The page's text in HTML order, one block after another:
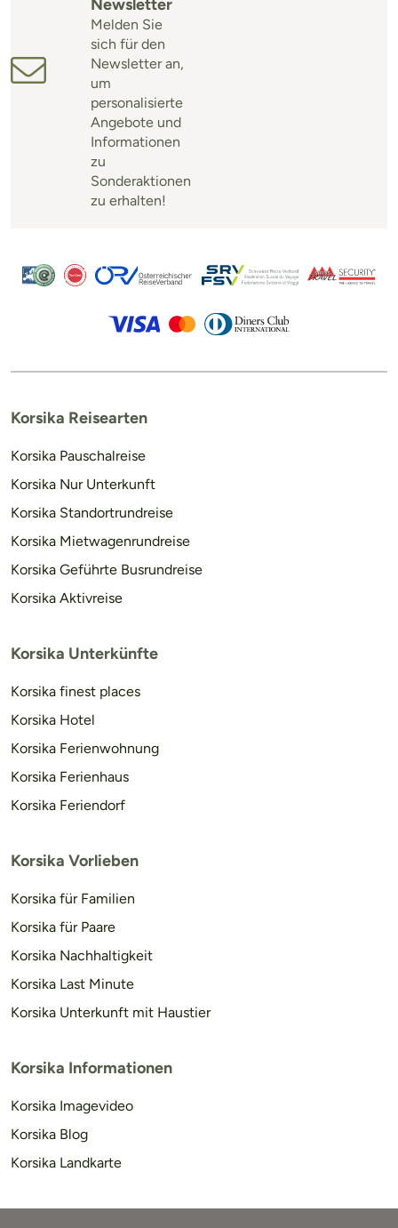
Newsletter
Melden Sie
sich für den
Newsletter an,
um
personalisierte
Angebote und
Informationen
zu
Sonderaktionen
zu erhalten!
Korsika Reisearten
Korsika Pauschalreise
Korsika Nur Unterkunft
Korsika Standortrundreise
Korsika Mietwagenrundreise
Korsika Geführte Busrundreise
Korsika Aktivreise
Korsika Unterkünfte
Korsika finest places
Korsika Hotel
Korsika Ferienwohnung
Korsika Ferienhaus
Korsika Feriendorf
Korsika Vorlieben
Korsika für Familien
Korsika für Paare
Korsika Nachhaltigkeit
Korsika Last Minute
Korsika Unterkunft mit Haustier
Korsika Informationen
Korsika Imagevideo
Korsika Blog
Korsika Landkarte